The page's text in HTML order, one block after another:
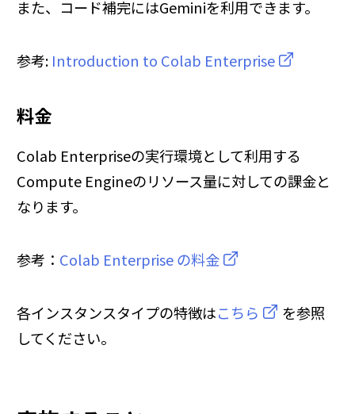
また、コード補完にはGeminiを利用できます。
参考: Introduction to Colab Enterprise
料金
Colab Enterpriseの実行環境として利用する
Compute Engineのリソース量に対しての課金と
なります。
参考： Colab Enterprise の料金
各インスタンスタイプの特徴はこちら
を参照
してください。